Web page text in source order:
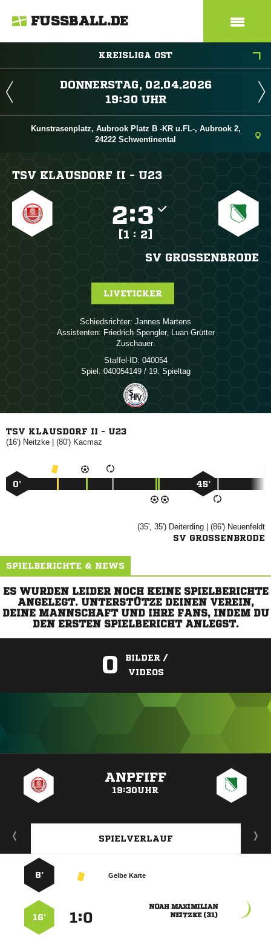
FUSSBALL.DE
KREISLIGA OST
 
 
Kunstrasenplatz, Aubrook Platz B -KR u.FL-, Aubrook 2,
24222 Schwentinental
TSV KLAUSDORF II - U23
:
[1 : 2]
SV GROSSENBRODE
LIVETICKER
Schiedsrichter:  
Assistenten:  ,  
Zuschauer:
Staffel-ID: 040054
Spiel: 040054149 / 19. Spieltag
TSV KLAUSDORF II - U23
(16')  | (80') 
0’ 45’
(35', 35')  | (86') 
SV GROSSENBRODE
SPIELBERICHTE & NEWS
ES WURDEN LEIDER NOCH KEINE SPIELBERICHTE
ANGELEGT. UNTERSTÜTZE DEINEN VEREIN,
DEINE MANNSCHAFT UND IHRE FANS, INDEM DU
DEN ERSTEN SPIELBERICHT ANLEGST.
0
BILDER /
VIDEOS
ANPFIFF
19:30UHR
SPIELVERLAUF
Gelbe Karte
8’
 
 
:
16’